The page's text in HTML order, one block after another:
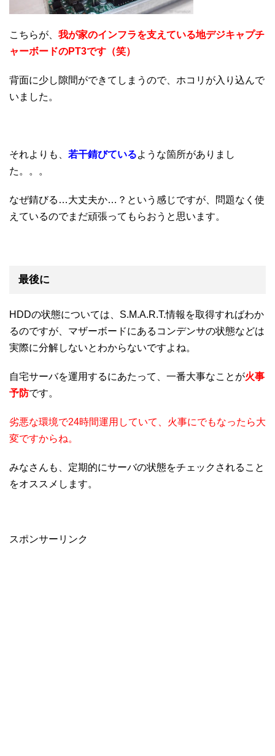
こちらが、 我が家のインフラを支えている地デジキャプチ
ャーボードのPT3です（笑）
背面に少し隙間ができてしまうので、ホコリが入り込んで
いました。
それよりも、 若干錆びているような箇所がありまし
た。。。
なぜ錆びる…大丈夫か…？という感じですが、問題なく使
えているのでまだ頑張ってもらおうと思います。
最後に
HDDの状態については、S.M.A.R.T.情報を取得すればわか
るのですが、マザーボードにあるコンデンサの状態などは
実際に分解しないとわからないですよね。
自宅サーバを運用するにあたって、一番大事なことが火事
予防です。
劣悪な環境で24時間運用していて、火事にでもなったら大
変ですからね。
みなさんも、定期的にサーバの状態をチェックされること
をオススメします。
スポンサーリンク